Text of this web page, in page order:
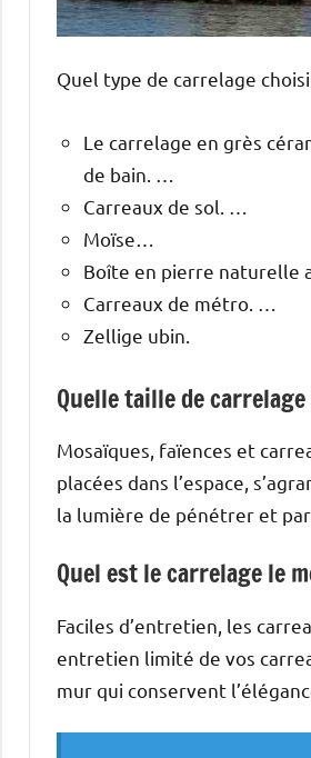
Quel type de carrelage
Le carrelage en grès
de bain. …
Carreaux de sol. …
Moïse…
Boîte en pierre naturelle
Carreaux de métro. …
Zellige ubin.
Quelle taille de
Mosaïques, faïences et
placées dans l’espace,
la lumière de pénétrer et
Quel est le carrelage le
Faciles d’entretien, les
entretien limité de vos
mur qui conservent